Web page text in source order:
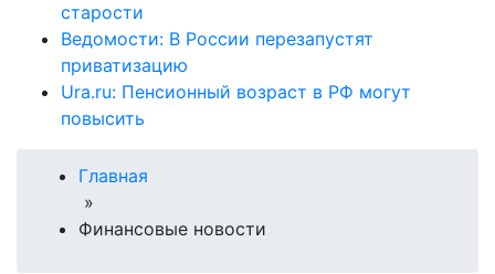
старости
Ведомости: В России перезапустят
приватизацию
Ura.ru: Пенсионный возраст в РФ могут
повысить
Главная
»
Финансовые новости